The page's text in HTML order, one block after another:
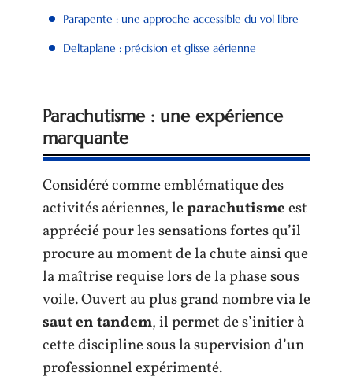
Parapente : une approche accessible du vol libre
Deltaplane : précision et glisse aérienne
Parachutisme : une expérience
marquante
Considéré comme emblématique des
activités aériennes, leparachutismeest
apprécié pour les sensations fortes qu’il
procure au moment de la chute ainsi que
la maîtrise requise lors de la phase sous
voile. Ouvert au plus grand nombre via le
saut en tandem, il permet de s’initier à
cette discipline sous la supervision d’un
professionnel expérimenté.